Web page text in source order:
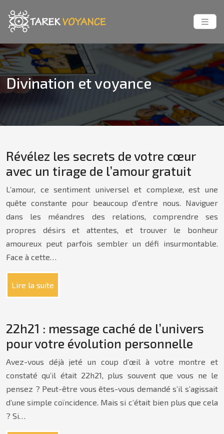
Divination et voyance
Révélez les secrets de votre cœur
avec un tirage de l’amour gratuit
L’amour, ce sentiment universel et complexe, est une
quête constante pour beaucoup d’entre nous. Naviguer
dans les méandres des relations, comprendre ses
propres désirs et attentes, et trouver le bonheur
amoureux peut parfois sembler un défi insurmontable.
Face à cette…
Lire la suite
22h21 : message caché de l’univers
pour votre évolution personnelle
Avez-vous déjà jeté un coup d’œil à votre montre et
constaté qu’il était 22h21, plus souvent que vous ne le
pensez ? Peut-être vous êtes-vous demandé s’il s’agissait
d’une simple coïncidence. Mais si c’était bien plus que cela
? Si…